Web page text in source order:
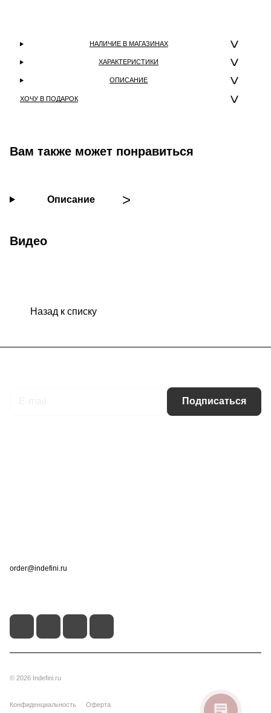
НАЛИЧИЕ В МАГАЗИНАХ
ХАРАКТЕРИСТИКИ
ОПИСАНИЕ
ХОЧУ В ПОДАРОК
Вам также может понравиться
Описание
Видео
Назад к списку
Подписаться
order@indefini.ru
© 2026 Indefini.ru
Конфиденциальность Оферта